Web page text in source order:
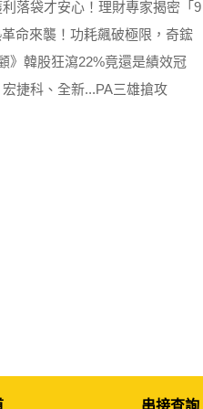
利落袋才安心！理財專家揭密「9
命來襲！功耗飆破極限，奇鋐
》韓股狂瀉22%竟還是績效冠
捷科、全新...PA三雄搶攻
串接查詢